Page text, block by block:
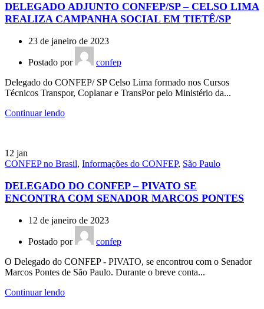
DELEGADO ADJUNTO CONFEP/SP – CELSO LIMA
REALIZA CAMPANHA SOCIAL EM TIETÊ/SP
23 de janeiro de 2023
Postado por
confep
Delegado do CONFEP/ SP Celso Lima formado nos Cursos
Técnicos Transpor, Coplanar e TransPor pelo Ministério da...
Continuar lendo
12 jan
CONFEP no Brasil, Informações do CONFEP, São Paulo
DELEGADO DO CONFEP – PIVATO SE
ENCONTRA COM SENADOR MARCOS PONTES
12 de janeiro de 2023
Postado por
confep
O Delegado do CONFEP - PIVATO, se encontrou com o Senador
Marcos Pontes de São Paulo. Durante o breve conta...
Continuar lendo